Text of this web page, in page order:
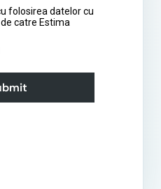
folosirea datelor cu
catre Estima